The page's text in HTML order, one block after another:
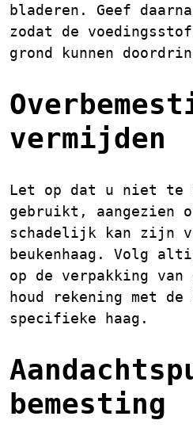
bladeren. Geef
zodat de
grond kunnen
vermijden
Let op dat u niet te
gebruikt, aangezien
schadelijk kan zijn
beukenhaag. Volg
op de verpakking van
houd rekening met de
specifieke haag.
bemesting